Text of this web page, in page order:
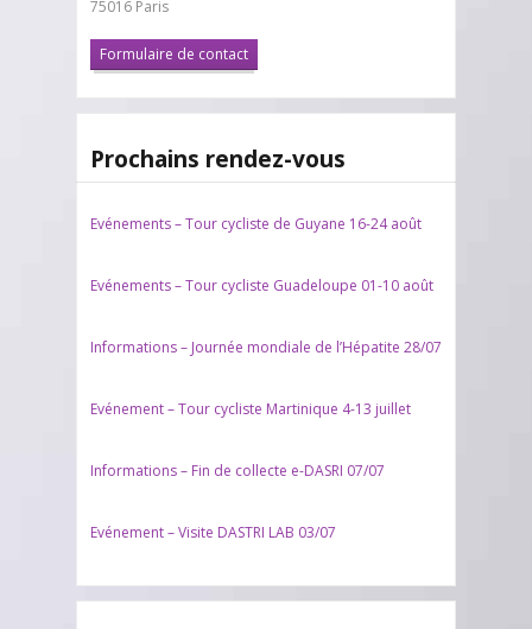
75016 Paris
Formulaire de contact
Prochains rendez-vous
Evénements – Tour cycliste de Guyane 16-24 août
Evénements – Tour cycliste Guadeloupe 01-10 août
Informations – Journée mondiale de l’Hépatite 28/07
Evénement – Tour cycliste Martinique 4-13 juillet
Informations – Fin de collecte e-DASRI 07/07
Evénement – Visite DASTRI LAB 03/07